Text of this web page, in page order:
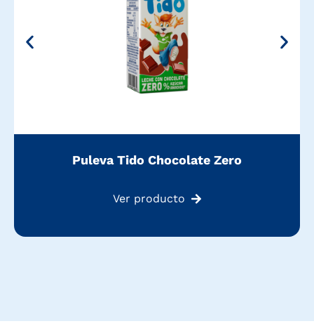
Puleva Tido Chocolate Zero
Ver producto